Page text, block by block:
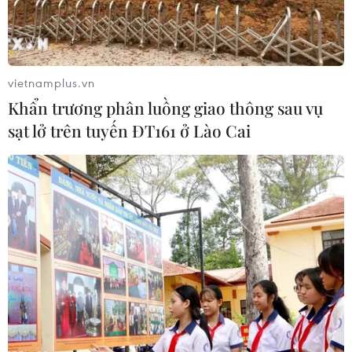
và năng lượng truyền thống.
Những tấm pin năng lượng Mặt Trời. (Ảnh: Nguyên Lý/TTXVN)
Đầu tiên, cần đẩy mạnh thực hiện các giải pháp
tiết kiệm và sử dụng hiệu quả năng lượng để
giảm nhu cầu năng lượng. Việc phát triển các
vietnamplus.vn
Khẩn trương phân luồng giao thông sau vụ
sạt lở trên tuyến ĐT161 ở Lào Cai